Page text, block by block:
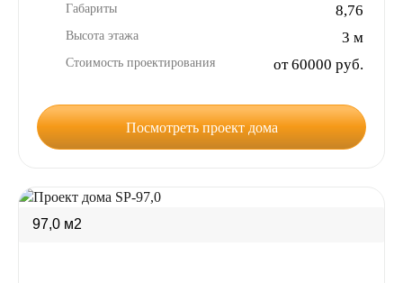
Габариты 8,76
Высота этажа 3 м
Стоимость проектирования от 60000 руб.
Посмотреть проект дома
97,0 м2